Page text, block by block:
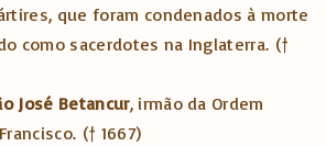
que foram condenados à morte
como sacerdotes na Inglaterra. (†
José Betancur, irmão da Ordem
(† 1667)